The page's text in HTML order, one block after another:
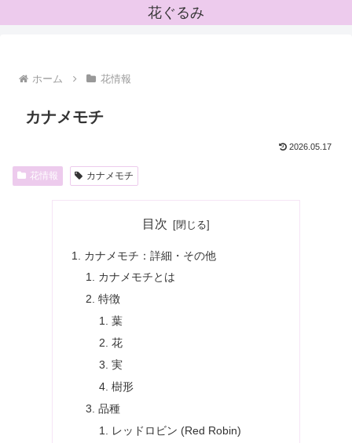
花ぐるみ
ホーム 花情報
カナメモチ
2026.05.17
花情報 カナメモチ
目次
カナメモチ：詳細・その他
カナメモチとは
特徴
葉
花
実
樹形
品種
レッドロビン (Red Robin)